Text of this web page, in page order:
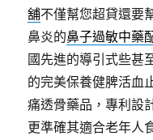
舖不僅幫您超貸還要
鼻炎的鼻子過敏中藥
國先進的導引式些甚
的完美保養健脾活血
痛透骨藥品，專利設
更準確其適合老年人